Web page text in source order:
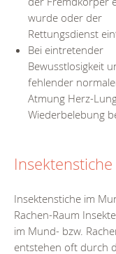
wurde oder der
Rettungsdienst
Bei eintretender
Bewusstlosigkeit
fehlender
Atmung Herz-
Wiederbelebung
Insektenstiche im
Rachen-Raum
im Mund- bzw.
entstehen oft durch